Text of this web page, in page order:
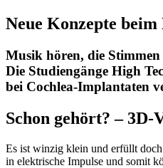
Neue Konzepte
Musik hören, die Stimmen
Die Studiengänge High
bei Cochlea-Implantaten
Schon gehört? –
Es ist winzig klein und erfüllt
in elektrische Impulse und somit